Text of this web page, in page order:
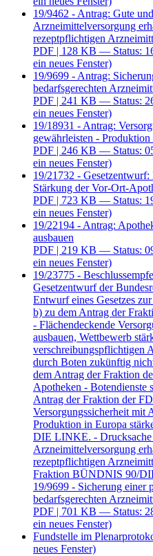
19/9462 - Antrag: Gute
Arzneimittelversorgung
rezeptpflichtigen
PDF | 128 KB — Status:
ein neues Fenster)
19/9699 - Antrag:
bedarfsgerechten
PDF | 241 KB — Status:
ein neues Fenster)
19/18931 - Antrag:
gewährleisten -
PDF | 246 KB — Status:
ein neues Fenster)
19/21732 -
Stärkung der Vor-Ort-
PDF | 723 KB — Status:
ein neues Fenster)
19/22194 - Antrag:
ausbauen
PDF | 219 KB — Status:
ein neues Fenster)
19/23775 -
Gesetzentwurf der
Entwurf eines Gesetzes
b) zu dem Antrag der
- Flächendeckende
ausbauen, Wettbewerb
verschreibungspflichtigen
durch Boten zukünftig
dem Antrag der Fraktion
Apotheken - Botendienste
Antrag der Fraktion der
Versorgungssicherheit mit
Produktion in Europa
DIE LINKE. - Drucksache
Arzneimittelversorgung
rezeptpflichtigen
Fraktion BÜNDNIS 90/
19/9699 - Sicherung einer
bedarfsgerechten
PDF | 701 KB — Status:
ein neues Fenster)
Fundstelle im
neues Fenster)